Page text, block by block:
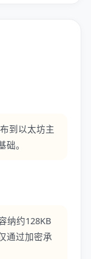
到以太坊主
。
纳约128KB
通过加密承